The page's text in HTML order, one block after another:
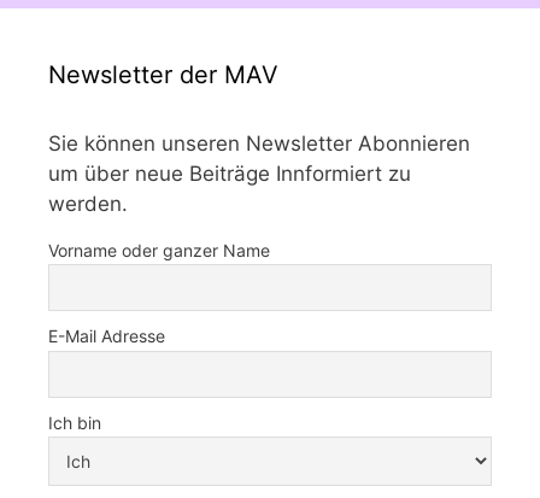
Newsletter der MAV
Sie können unseren Newsletter Abonnieren
um über neue Beiträge Innformiert zu
werden.
Vorname oder ganzer Name
E-Mail Adresse
Ich bin